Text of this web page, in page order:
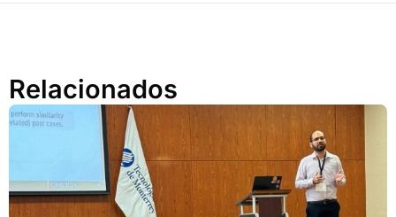
Relacionados